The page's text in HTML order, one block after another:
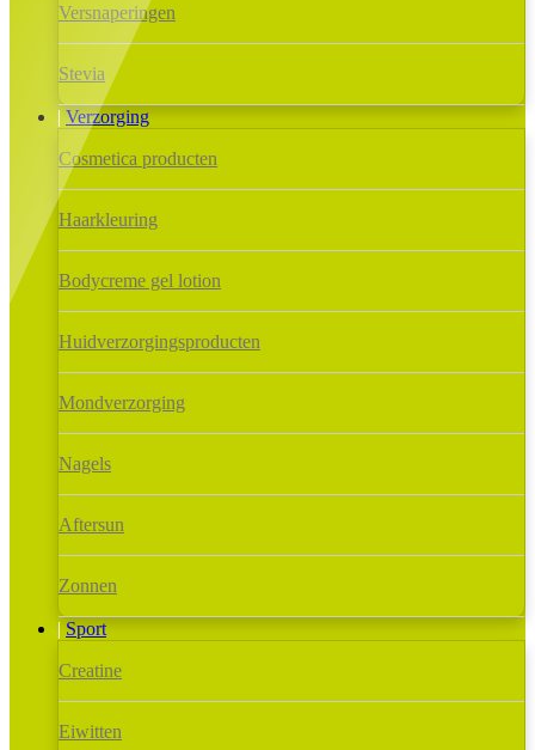
Versnaperingen
Stevia
Verzorging
Cosmetica producten
Haarkleuring
Bodycreme gel lotion
Huidverzorgingsproducten
Mondverzorging
Nagels
Aftersun
Zonnen
Sport
Creatine
Eiwitten